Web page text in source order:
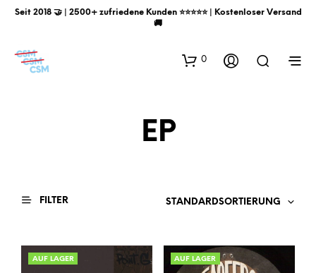
Seit 2018 🤝 | 2500+ zufriedene Kunden ⭐️⭐️⭐️⭐️⭐️ | Kostenloser Versand
🚚
0
EP
FILTER STANDARDSORTIERUNG
AUF LAGER AUF LAGER